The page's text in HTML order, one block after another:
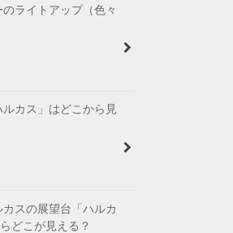
ライトアップ（色々
ルカス」はどこから見
スの展望台「ハルカ
どこが見える？